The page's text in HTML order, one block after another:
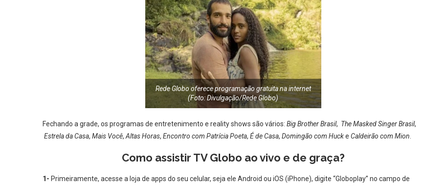
Rede Globo oferece programação gratuita na internet
(Foto: Divulgação/Rede Globo)
Fechando a grade, os programas de entretenimento e reality shows são vários: Big Brother Brasil, The Masked Singer Brasil,
Estrela da Casa, Mais Você, Altas Horas, Encontro com Patrícia Poeta, É de Casa, Domingão com Hucke Caldeirão com Mion
Como assistir TV Globo ao vivo e de graça?
1- Primeiramente, acesse a loja de apps do seu celular, seja ele Android ou iOS (iPhone), digite “Globoplay” no campo de